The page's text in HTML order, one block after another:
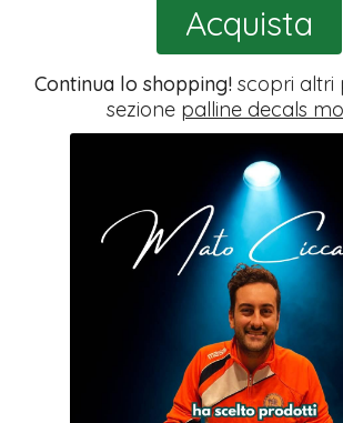
Acquista
Continua lo shopping!scopri altri
sezione palline decals